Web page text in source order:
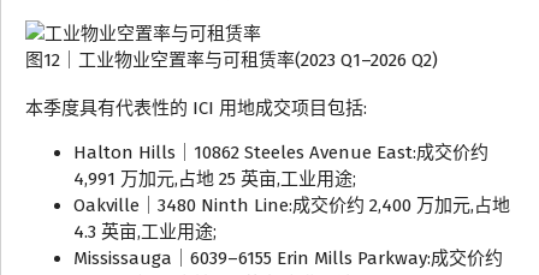
图12｜工业物业空置率与可租赁率(2023 Q1–2026 Q2)
本季度具有代表性的 ICI 用地成交项目包括:
Halton Hills｜10862 Steeles Avenue East:成交价约
4,991 万加元,占地 25 英亩,工业用途;
Oakville｜3480 Ninth Line:成交价约 2,400 万加元,占地
4.3 英亩,工业用途;
Mississauga｜6039–6155 Erin Mills Parkway:成交价约